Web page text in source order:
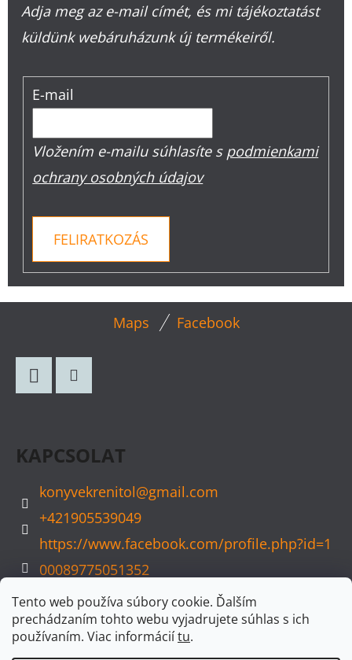
Tento web používa súbory cookie. Ďalším
prechádzaním tohto webu vyjadrujete súhlas s ich
používaním. Viac informáciítu.
Adja meg az e-mail címét, és mi tájékoztatást
küldünk webáruházunk új termékeiről.
E-mail
Vložením e-mailu súhlasíte s podmienkami
ochrany osobných údajov
FELIRATKOZÁS
Maps Facebook
KAPCSOLAT
konyvekrenitol@gmail.com
+421905539049
https://www.facebook.com/profile.php?id=1
00089775051352
konyvvarazs